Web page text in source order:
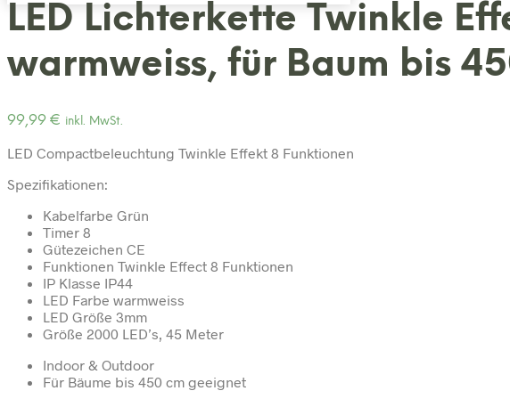
LED Lichterkette Twinkle
warmweiss, für Baum bis
99,99 € inkl. MwSt.
LED Compactbeleuchtung Twinkle Effekt 8 Funktionen
Spezifikationen:
Kabelfarbe Grün
Timer 8
Gütezeichen CE
Funktionen Twinkle Effect 8 Funktionen
IP Klasse IP44
LED Farbe warmweiss
LED Größe 3mm
Größe 2000 LED’s, 45 Meter
Indoor & Outdoor
Für Bäume bis 450 cm geeignet